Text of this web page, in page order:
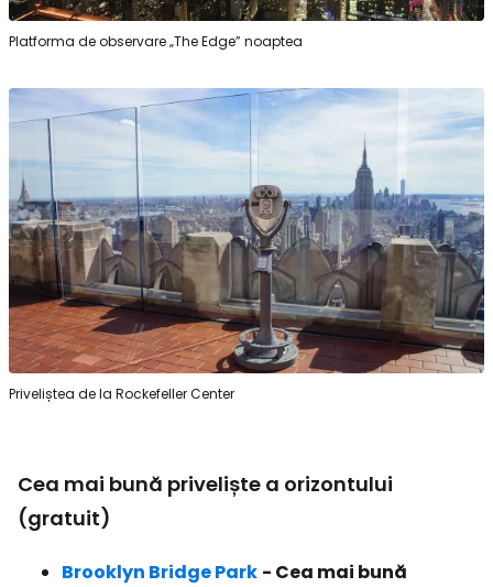
Platforma de observare „The Edge” noaptea
Priveliștea de la Rockefeller Center
Cea mai bună priveliște a orizontului
(gratuit)
Brooklyn Bridge Park - Cea mai bună